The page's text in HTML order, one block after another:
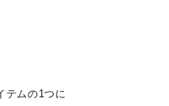
テムの1つに